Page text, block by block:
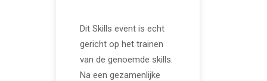
Dit Skills event is echt
gericht op het trainen
van de genoemde skills.
Na een gezamenlijke